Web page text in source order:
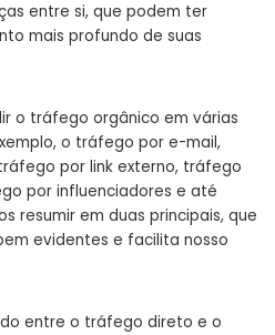
entre si, que podem ter
mais profundo de suas
o tráfego orgânico em várias
o tráfego por e-mail,
por link externo, tráfego
por influenciadores e até
resumir em duas principais, que
evidentes e facilita nosso
entre o tráfego direto e o